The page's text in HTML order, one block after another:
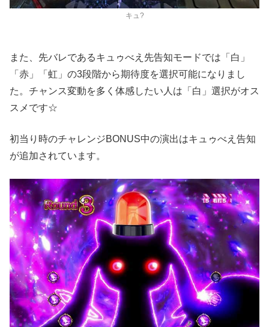
キュ?
また、先バレであるキュゥべえ先告知モードでは「白」
「赤」「虹」の3段階から期待度を選択可能になりまし
た。チャンス変動を多く体感したい人は「白」選択がオス
スメです☆
初当り時のチャレンジBONUS中の演出はキュゥべえ告知
が追加されています。